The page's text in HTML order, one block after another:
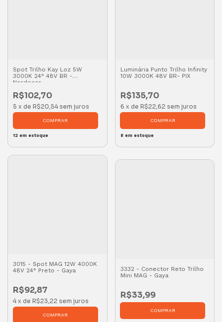
Spot Trilho Kay Loz 5W
3000K 24° 48V BR -
Nordecor
R$102,70
5 x de R$20,54 sem juros
12 em estoque
Luminária Punto Trilho Infinity
10W 3000K 48V BR- PIX
R$135,70
6 x de R$22,62 sem juros
8em estoque
3015 - Spot MAG 12W 4000K
48V 24° Preto - Gaya
R$92,87
4 x de R$23,22 sem juros
3332 - Conector Reto Trilho
Mini MAG - Gaya
R$33,99